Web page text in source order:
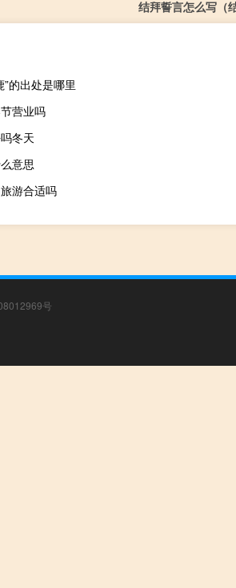
结拜誓言怎么写（
”的出处是哪里
营业吗
冬天
意思
游合适吗
号